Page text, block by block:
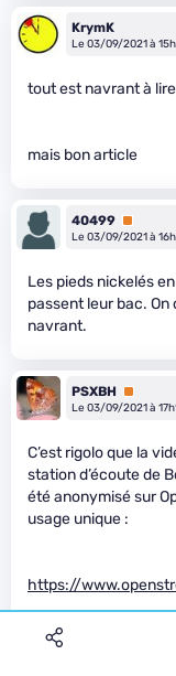
KrymK
Le 03/09/2021 à
tout est navrant à
mais bon article
40499 Premium
Le 03/09/2021 à
Les pieds nickelés
passent leur bac. On
navrant.
PSXBH
Premium
Le 03/09/2021 à
C’est rigolo que la
station d’écoute de
été anonymisé sur
usage unique :
https://
Auparavant, et